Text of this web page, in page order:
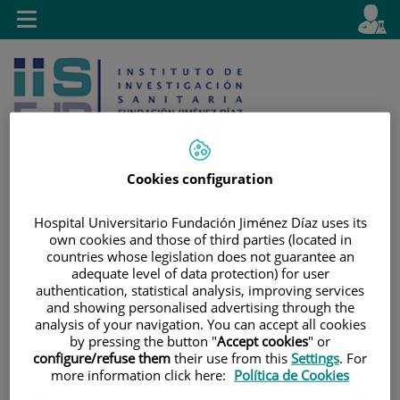
Jump to content
Language
Active
en
Search
Toggle
navigation
Cookies configuration
Hospital Universitario Fundación Jiménez Díaz uses its
own cookies and those of third parties (located in
countries whose legislation does not guarantee an
adequate level of data protection) for user
authentication, statistical analysis, improving services
and showing personalised advertising through the
analysis of your navigation. You can accept all cookies
by pressing the button "Accept cookies" or
configure/refuse them their use from this Settings. For
more information click here: Política de Cookies